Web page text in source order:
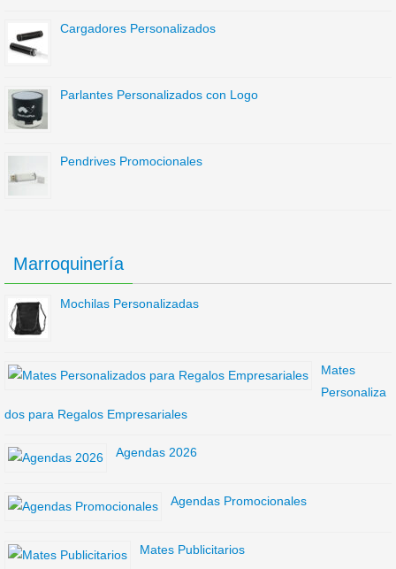
Cargadores Personalizados
Parlantes Personalizados con Logo
Pendrives Promocionales
Marroquinería
Mochilas Personalizadas
Mates
Personaliza
dos para Regalos Empresariales
Agendas 2026
Agendas Promocionales
Mates Publicitarios